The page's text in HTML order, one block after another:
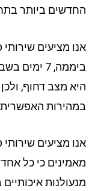
ביותר בתחום
ביממה, 7 ימים
מצב דחוף, ולכן
האפשרית
מציעים שירותי
כי כל אחד
איכותיים